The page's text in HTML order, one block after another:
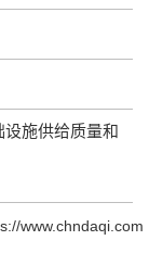
施供给质量和
www.chndaqi.com